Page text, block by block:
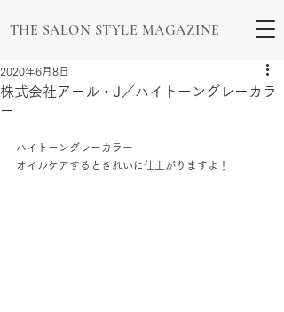
THE SALON STYLE MAGAZINE
株式会社アール・J／ハイトーングレーカラ
ー
2020年6月8日
ハイトーングレーカラー
オイルケアするときれいに仕上がりますよ！